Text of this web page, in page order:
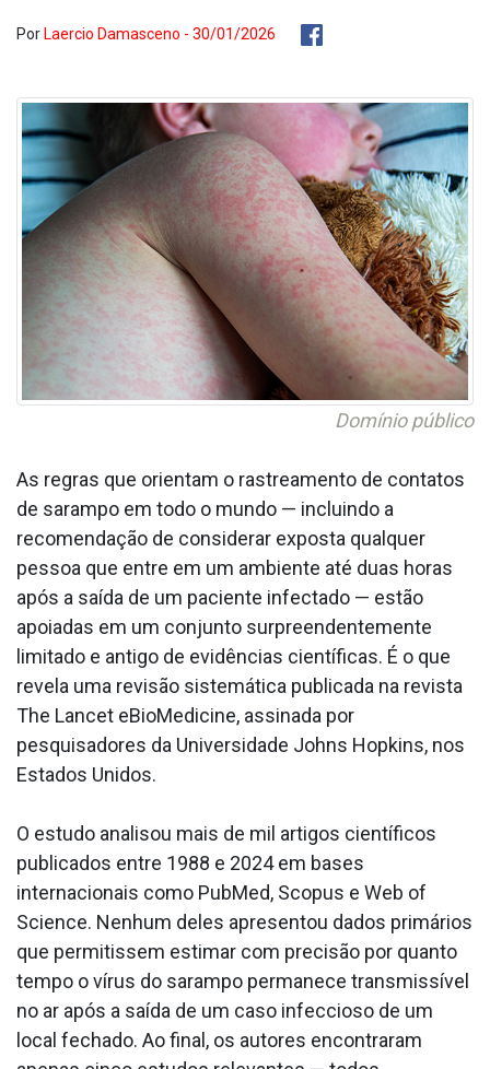
Por Laercio Damasceno - 30/01/2026
Domínio público
As regras que orientam o rastreamento de contatos
de sarampo em todo o mundo — incluindo a
recomendação de considerar exposta qualquer
pessoa que entre em um ambiente até duas horas
após a saída de um paciente infectado — estão
apoiadas em um conjunto surpreendentemente
limitado e antigo de evidências científicas. É o que
revela uma revisão sistemática publicada na revista
The Lancet eBioMedicine, assinada por
pesquisadores da Universidade Johns Hopkins, nos
Estados Unidos.
O estudo analisou mais de mil artigos científicos
publicados entre 1988 e 2024 em bases
internacionais como PubMed, Scopus e Web of
Science. Nenhum deles apresentou dados primários
que permitissem estimar com precisão por quanto
tempo o vírus do sarampo permanece transmissível
no ar após a saída de um caso infeccioso de um
local fechado. Ao final, os autores encontraram